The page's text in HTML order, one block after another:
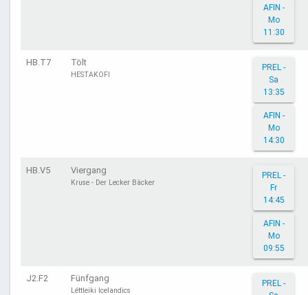
AFIN -
Mo
11:30
HB.T7 Tölt
HESTAKOFI
PREL -
Sa
13:35
AFIN -
Mo
14:30
HB.V5 Viergang
Kruse - Der Lecker Bäcker
PREL -
Fr
14:45
AFIN -
Mo
09:55
J2.F2 Fünfgang
Léttleiki Icelandics
PREL -